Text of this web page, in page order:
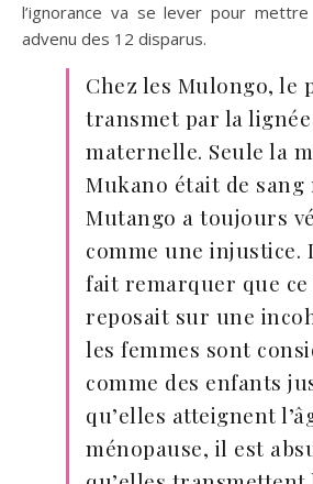
l’ignorance va se lever pour
advenu des 12 disparus.
Chez les Mulongo, le
transmet par la lignée
maternelle. Seule la
Mukano était de sang
Mutango a toujours
comme une injustice.
fait remarquer que
reposait sur une
les femmes sont
comme des enfants
qu’elles atteignent
ménopause, il est